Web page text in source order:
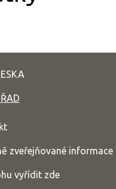
zveřejňované informace
vyřídit zde